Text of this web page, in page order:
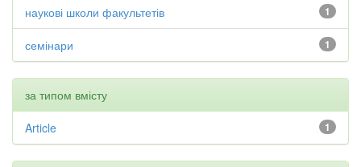
1
наукові школи факультетів
1
семінари
за типом вмісту
1
Article